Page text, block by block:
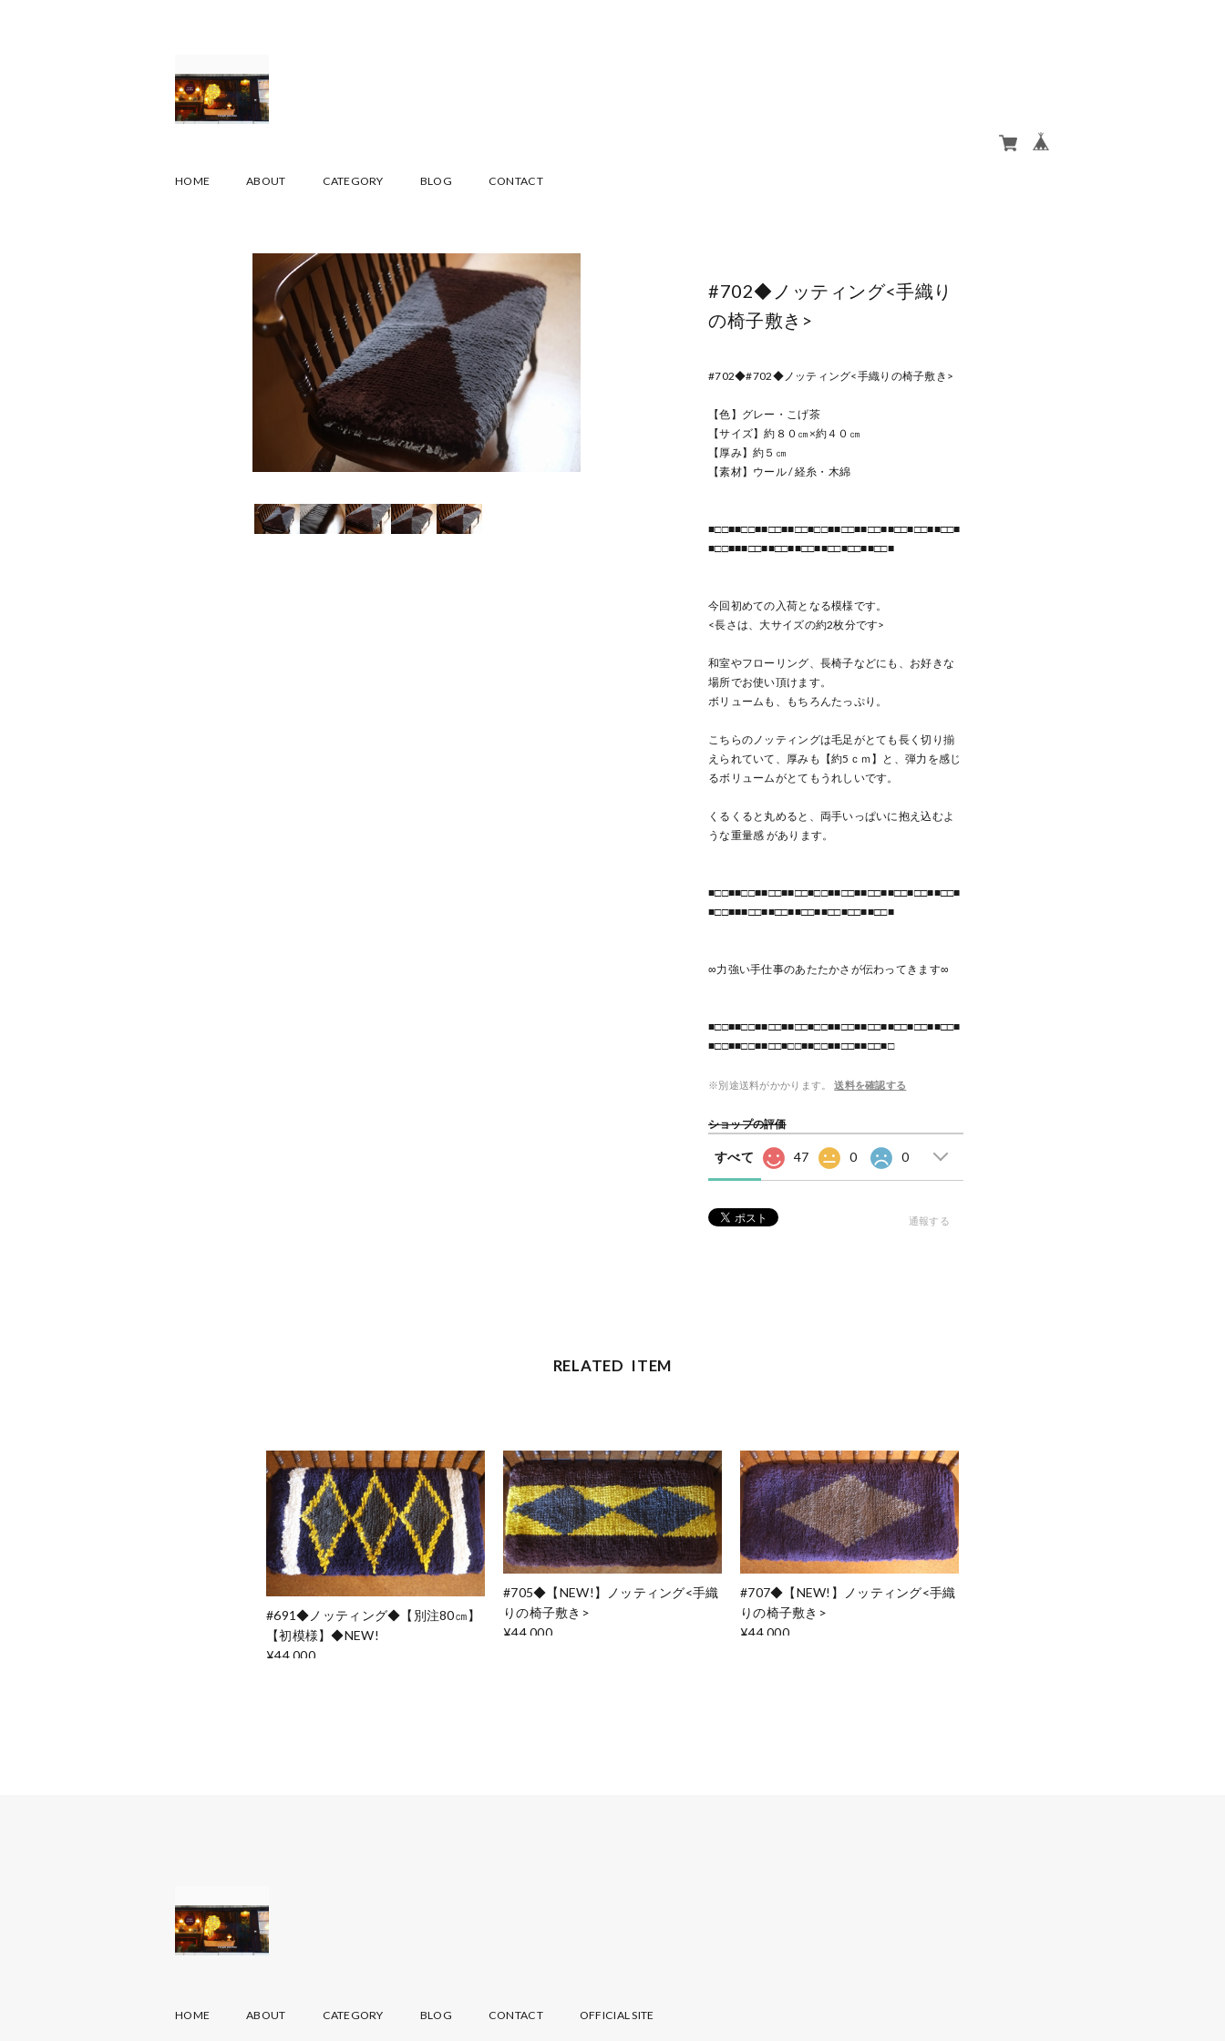
HOME ABOUT CATEGORY BLOG CONTACT
#702◆ノッティング<手織り
の椅子敷き>
#702◆#702◆ノッティング<手織りの椅子敷き>
【色】グレー・こげ茶
【サイズ】約８０㎝×約４０㎝
【厚み】約５㎝
【素材】ウール / 経糸・木綿
■□□■■□□■■□□■■□□■□□■■□□■■□□■■□□■□□■■□□■
■□□■■■□□■■□□■■□□■■□□■□□■■□□■
今回初めての入荷となる模様です。
<長さは、大サイズの約2枚分です>
和室やフローリング、長椅子などにも、お好きな
場所でお使い頂けます。
ボリュームも、もちろんたっぷり。
こちらのノッティングは毛足がとても長く切り揃
えられていて、厚みも【約5ｃｍ】と、弾力を感じ
るボリュームがとてもうれしいです。
くるくると丸めると、両手いっぱいに抱え込むよ
うな重量感 があります。
■□□■■□□■■□□■■□□■□□■■□□■■□□■■□□■□□■■□□■
■□□■■■□□■■□□■■□□■■□□■□□■■□□■
∞力強い手仕事のあたたかさが伝わってきます∞
■□□■■□□■■□□■■□□■□□■■□□■■□□■■□□■□□■■□□■
■□□■■□□■■□□■□□■■□□■■□□■■□□■□
※別途送料がかかります。 送料を確認する
ショップの評価
すべて 47 0 0
通報する
RELATED ITEM
#691◆ノッティング◆【別注80㎝】
【初模様】◆NEW!
¥44,000
#705◆【NEW!】ノッティング<手織
りの椅子敷き>
¥44,000
#707◆【NEW!】ノッティング<手織
りの椅子敷き>
¥44,000
HOME ABOUT CATEGORY BLOG CONTACT OFFICIAL SITE